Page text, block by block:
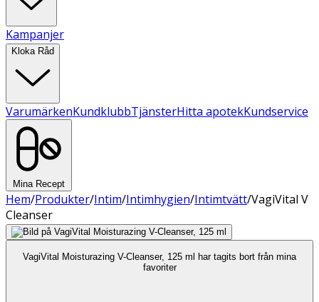
Kampanjer
Kloka Råd
VarumärkenKundklubbTjänsterHitta apotekKundservice
Mina Recept
Hem/Produkter/Intim/Intimhygien/Intimtvätt/VagiVital V
Cleanser
VagiVital Moisturazing V-Cleanser, 125 ml har tagits bort från mina
favoriter